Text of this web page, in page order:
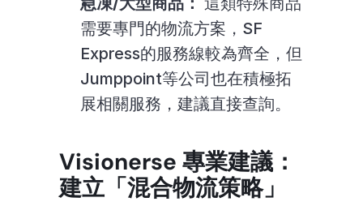
需要專門的物流方案，SF
Express的服務線較為齊全，但
Jumppoint等公司也在積極拓
展相關服務，建議直接查詢。
Visionerse 專業建議：
建立「混合物流策略」